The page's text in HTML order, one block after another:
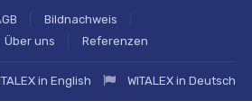
Bildnachweis
Über uns Referenzen
in English WITALEX in Deutsch